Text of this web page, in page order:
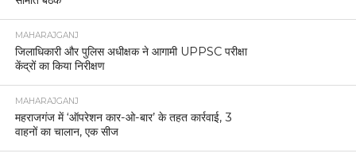
MAHARAJGANJ
जिलाधिकारी और पुलिस अधीक्षक ने आगामी UPPSC परीक्षा
केंद्रों का किया निरीक्षण
MAHARAJGANJ
महराजगंज में ‘ऑपरेशन कार-ओ-बार’ के तहत कार्रवाई, 3
वाहनों का चालान, एक सीज